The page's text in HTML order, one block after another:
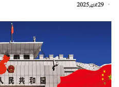
29 جون, 2025